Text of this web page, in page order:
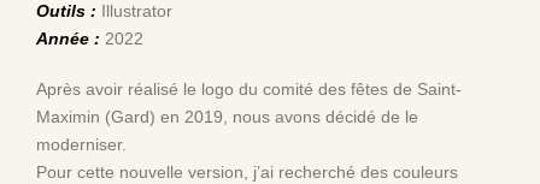
Outils : Illustrator
Année : 2022
Après avoir réalisé le logo du comité des fêtes de Saint-
Maximin (Gard) en 2019, nous avons décidé de le
moderniser.
Pour cette nouvelle version, j’ai recherché des couleurs